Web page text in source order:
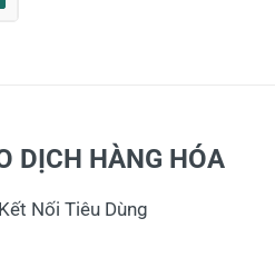
DỊCH HÀNG HÓA
Nối Tiêu Dùng